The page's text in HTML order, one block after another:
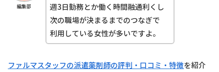
編集部
週3日勤務とか働く時間融通利くし
次の職場が決まるまでのつなぎで
利用している女性が多いですよ。
ファルマスタッフの派遣薬剤師の評判・口コミ・特徴を紹介